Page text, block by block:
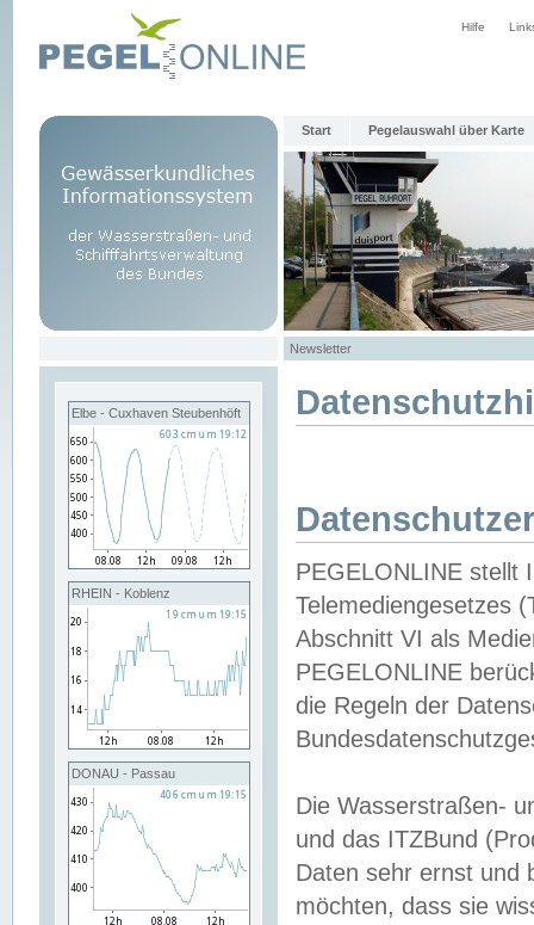
Hilfe
Start Pegelauswahl über Karte
Newsletter
Elbe - Cuxhaven Steubenhöft
RHEIN - Koblenz
DONAU - Passau
PEGELONLINE stellt
Telemediengesetzes
Abschnitt VI als
PEGELONLINE
die Regeln der
Die Wasserstraßen-
und das ITZBund
Daten sehr ernst und
möchten, dass sie